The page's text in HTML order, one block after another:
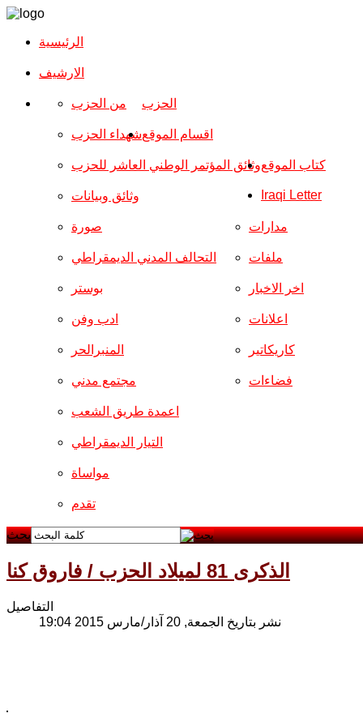
الرئيسية
الارشیف
الحزب من الحزب
شهداء الحزب
وثائق المؤتمر الوطني العاشر للحزب
وثائق وبيانات
اقسام الموقع
صورة
التحالف المدني الديمقراطي
بوستر
ادب وفن
المنبرالحر
مجتمع مدني
مدارات
ملفات
اخر الاخبار
اعلانات
كاريكاتير
فضاءات
اعمدة طريق الشعب
التيار الديمقراطي
مواساة
تقدم
كتاب الموقع
Iraqi Letter
بحث
الذكرى 81 لميلاد الحزب / فاروق كنا
التفاصيل
نشر بتاريخ الجمعة, 20 آذار/مارس 2015 19:04